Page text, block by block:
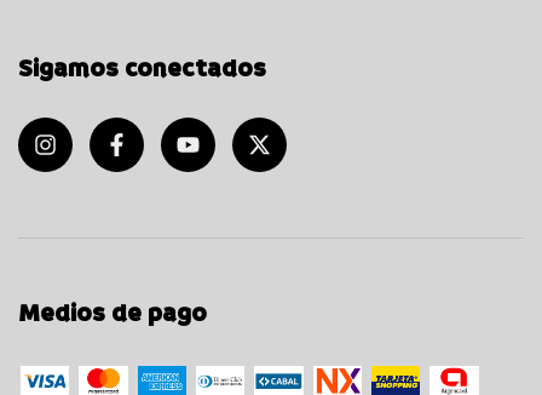
Sigamos conectados
Medios de pago